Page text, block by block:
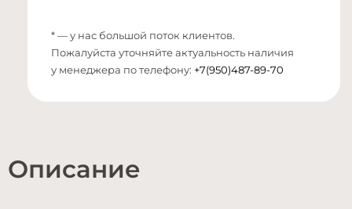
* — у нас большой поток клиентов.
Пожалуйста уточняйте актуальность наличия
у менеджера по телефону: +7(950)487-89-70
Описание